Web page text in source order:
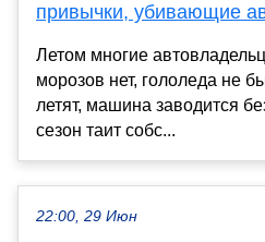
привычки, убивающие
Летом многие
морозов нет, гололеда не
летят, машина заводится
сезон таит собс...
22:00, 29 Июн